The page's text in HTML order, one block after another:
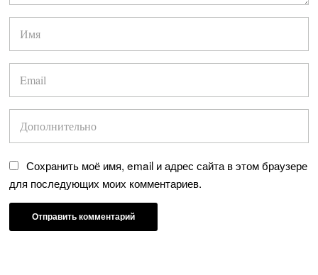
Сохранить моё имя, email и адрес сайта в этом браузере
для последующих моих комментариев.